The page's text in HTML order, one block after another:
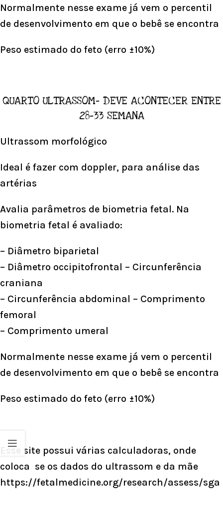
Normalmente nesse exame já vem o percentil
de desenvolvimento em que o bebê se encontra
Peso estimado do feto (erro ±10%)
QUARTO ULTRASSOM- DEVE ACONTECER ENTRE
28-33 SEMANA
Ultrassom morfológico
Ideal é fazer com doppler, para análise das
artérias
Avalia parâmetros de biometria fetal. Na
biometria fetal é avaliado:
– Diâmetro biparietal
– Diâmetro occipitofrontal – Circunferência
craniana
– Circunferência abdominal – Comprimento
femoral
– Comprimento umeral
Normalmente nesse exame já vem o percentil
de desenvolvimento em que o bebê se encontra
Peso estimado do feto (erro ±10%)
Esse site possui várias calculadoras, onde
coloca se os dados do ultrassom e da mãe
https://fetalmedicine.org/research/assess/sga